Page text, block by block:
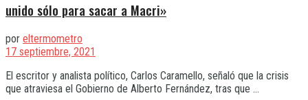
unido sólo para sacar a Macri»
por eltermometro
17 septiembre, 2021
El escritor y analista político, Carlos Caramello, señaló que la crisis
que atraviesa el Gobierno de Alberto Fernández, tras que ...